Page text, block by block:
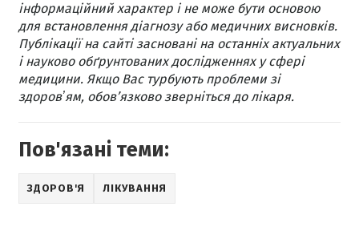
інформаційний характер і не може бути основою
для встановлення діагнозу або медичних висновків.
Публікації на сайті засновані на останніх актуальних
і науково обґрунтованих дослідженнях у сфері
медицини. Якщо Вас турбують проблеми зі
здоровʼям, обов’язково зверніться до лікаря.
Пов'язані теми:
ЗДОРОВ'Я ЛІКУВАННЯ